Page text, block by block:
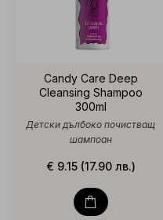
Candy Care Deep
Cleansing Shampoo
300ml
Детски дълбоко почистващ
шампоан
€ 9.15 (17.90 лв.)